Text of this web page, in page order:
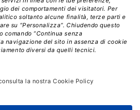
e tempi di spedizione
Diritto di recesso
Privacy policy
e condizioni d'uso